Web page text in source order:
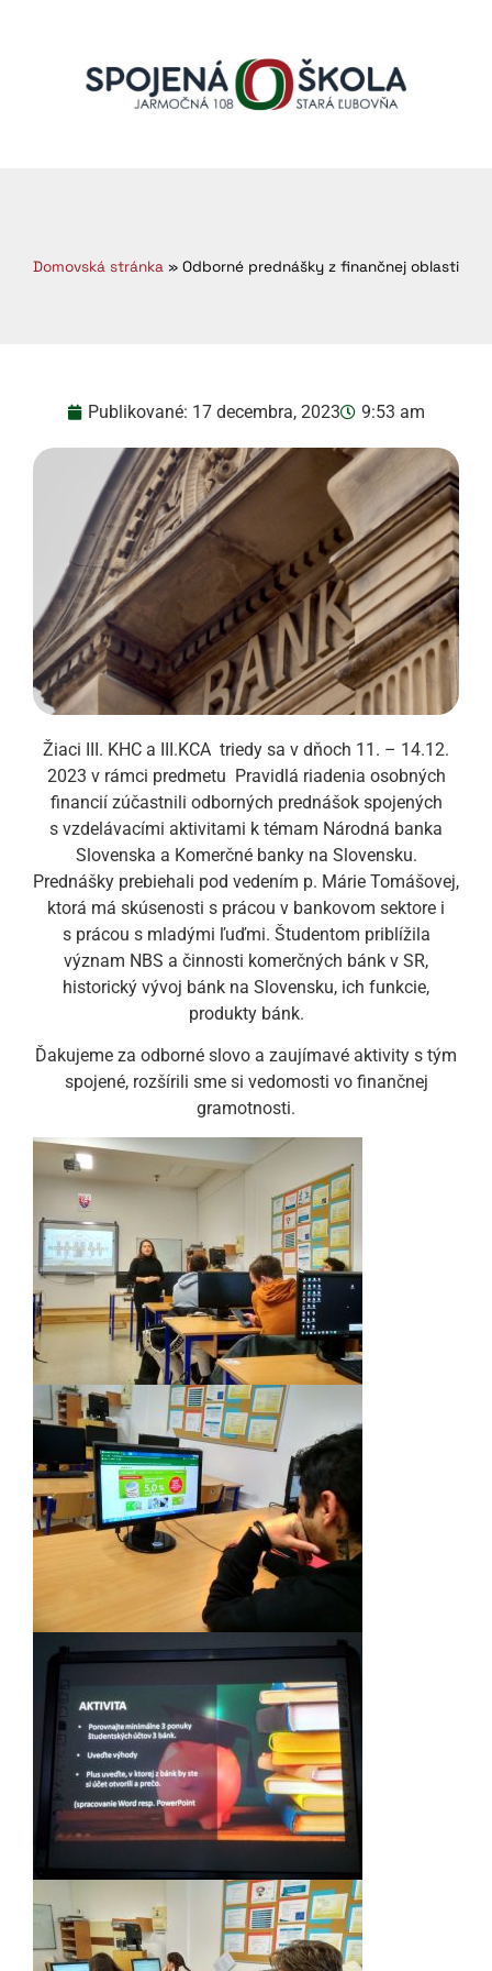
Domovská stránka » Odborné prednášky z finančnej oblasti
Publikované: 17 decembra, 2023 9:53 am
Žiaci III. KHC a III.KCA triedy sa v dňoch 11. – 14.12.
2023 v rámci predmetu Pravidlá riadenia osobných
financií zúčastnili odborných prednášok spojených
s vzdelávacími aktivitami k témam Národná banka
Slovenska a Komerčné banky na Slovensku.
Prednášky prebiehali pod vedením p. Márie Tomášovej,
ktorá má skúsenosti s prácou v bankovom sektore i
s prácou s mladými ľuďmi. Študentom priblížila
význam NBS a činnosti komerčných bánk v SR,
historický vývoj bánk na Slovensku, ich funkcie,
produkty bánk.
Ďakujeme za odborné slovo a zaujímavé aktivity s tým
spojené, rozšírili sme si vedomosti vo finančnej
gramotnosti.